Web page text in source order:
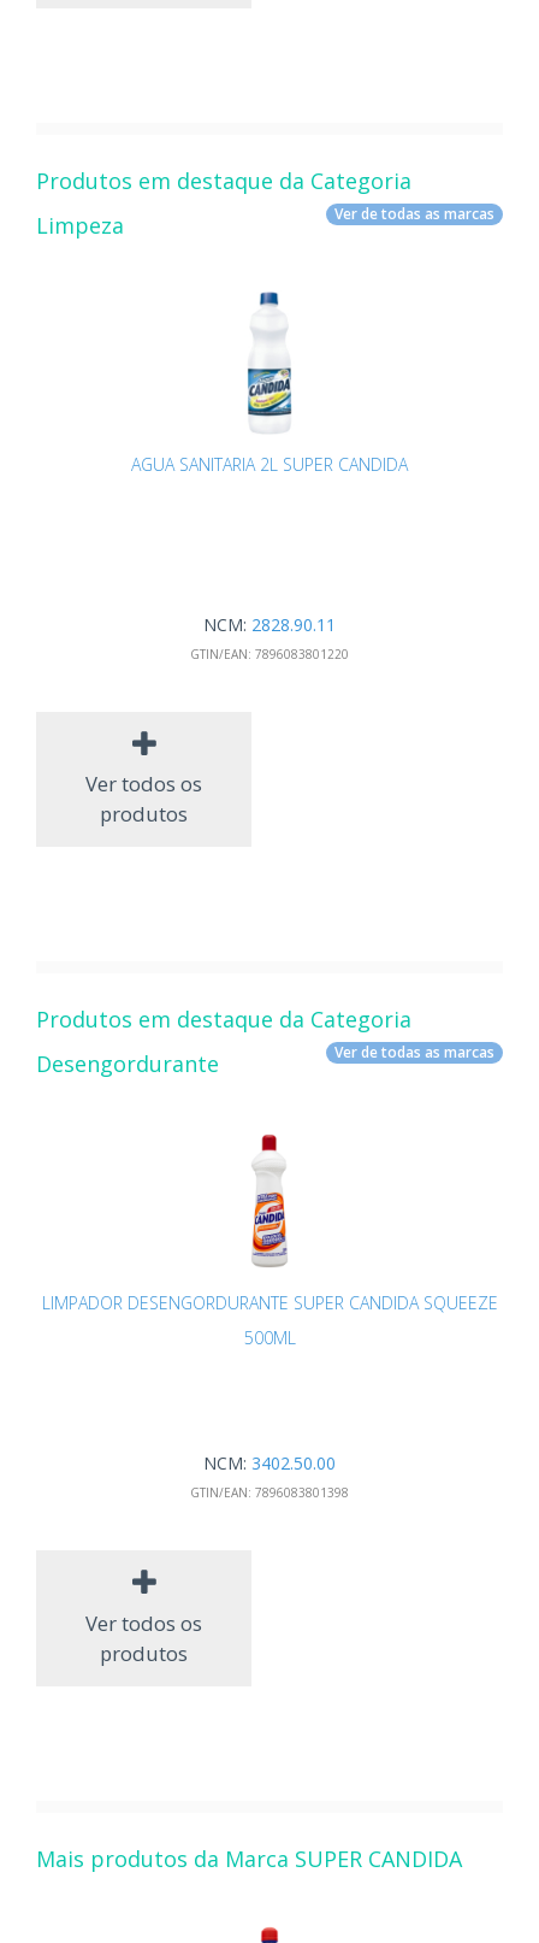
Produtos em destaque da Categoria
Limpeza
Ver de todas as marcas
AGUA SANITARIA 2L SUPER CANDIDA
NCM: 2828.90.11
GTIN/EAN: 7896083801220
Ver todos os
produtos
Produtos em destaque da Categoria
Desengordurante
Ver de todas as marcas
LIMPADOR DESENGORDURANTE SUPER CANDIDA SQUEEZE
500ML
NCM: 3402.50.00
GTIN/EAN: 7896083801398
Ver todos os
produtos
Mais produtos da Marca SUPER CANDIDA